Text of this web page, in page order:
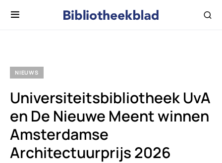
NIEUWS
Universiteitsbibliotheek UvA
en De Nieuwe Meent winnen
Amsterdamse
Architectuurprijs 2026